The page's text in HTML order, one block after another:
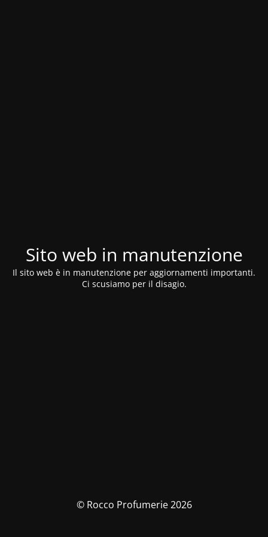
Sito web in manutenzione
Il sito web è in manutenzione per aggiornamenti importanti.
Ci scusiamo per il disagio.
© Rocco Profumerie 2026